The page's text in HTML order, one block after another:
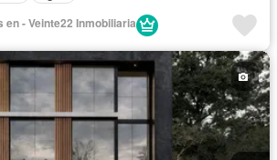
en - Veinte22 Inmobiliaria